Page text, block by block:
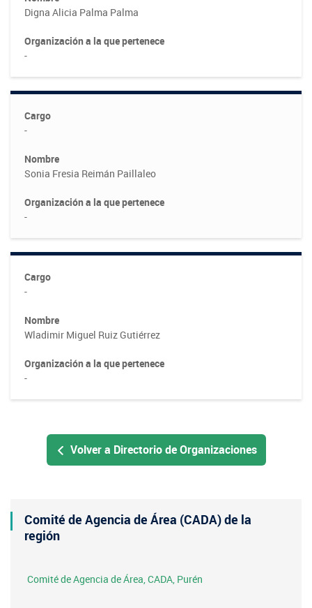
Fotografía
Biblioteca
Digna Alicia Palma Palma
Organización a la que pertenece
-
Cargo
-
Nombre
Sonia Fresia Reimán Paillaleo
Organización a la que pertenece
-
Cargo
-
Nombre
Wladimir Miguel Ruiz Gutiérrez
Organización a la que pertenece
-
Volver a Directorio de Organizaciones
Comité de Agencia de Área (CADA) de la
región
Comité de Agencia de Área, CADA, Purén